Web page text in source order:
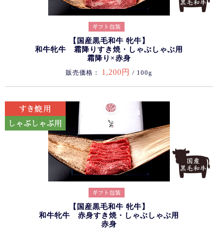
【国産黒毛和牛 牝牛】
和牛牝牛 霜降りすき焼・しゃぶしゃぶ用
霜降り×赤身
販売価格： 1,200円 / 100g
【国産黒毛和牛 牝牛】
和牛牝牛 赤身すき焼・しゃぶしゃぶ用
赤身